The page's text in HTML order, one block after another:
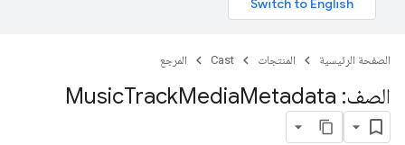
الصفحة الرئيسية المنتجات Cast المرجع
الصف: Music TrackMediaMetadata